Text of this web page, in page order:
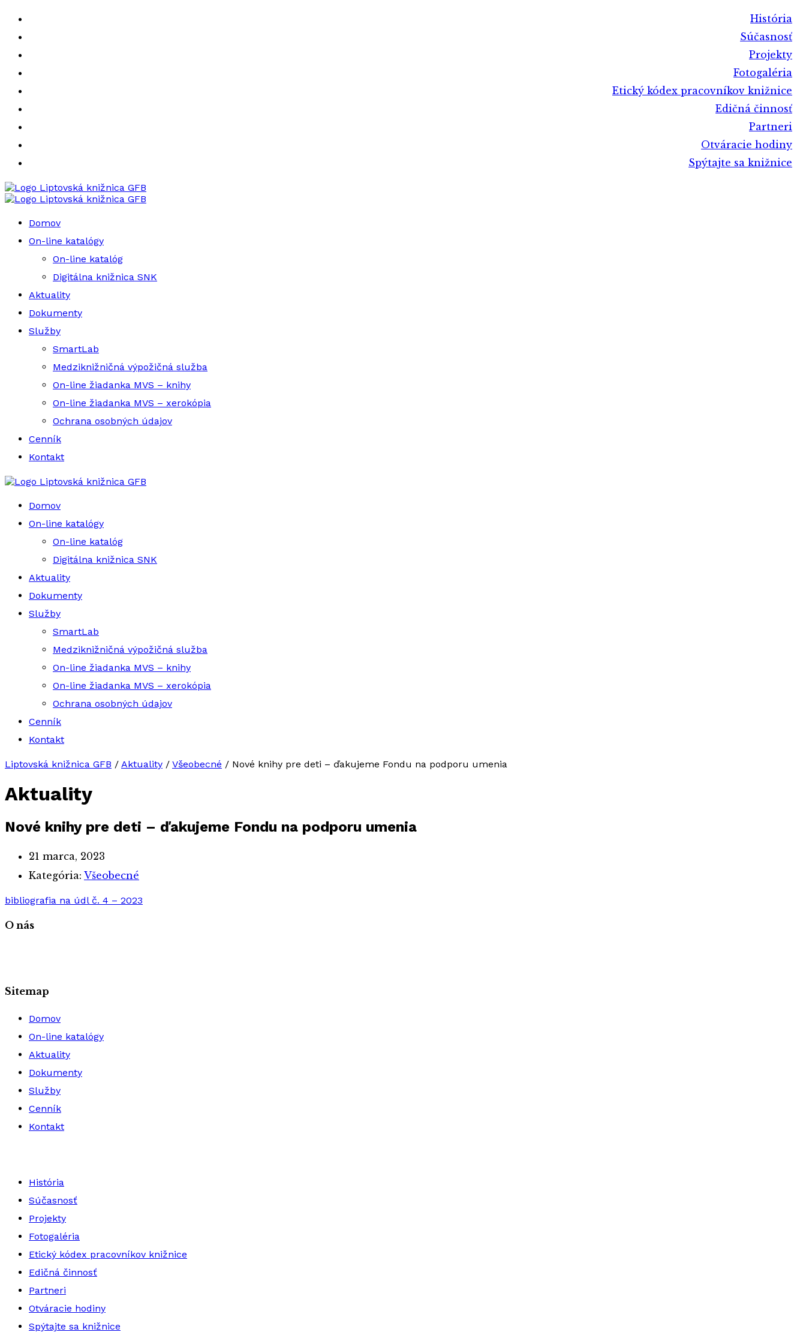
História
Súčasnosť
Projekty
Fotogaléria
Etický kódex pracovníkov knižnice
Edičná činnosť
Partneri
Otváracie hodiny
Spýtajte sa knižnice
Liptovská knižnica GFB
Liptovská knižnica GFB
Domov
On-line katalógy
On-line katalóg
Digitálna knižnica SNK
Aktuality
Dokumenty
Služby
SmartLab
Medziknižničná výpožičná služba
On-line žiadanka MVS – knihy
On-line žiadanka MVS – xerokópia
Ochrana osobných údajov
Cenník
Kontakt
Liptovská knižnica GFB
Domov
On-line katalógy
On-line katalóg
Digitálna knižnica SNK
Aktuality
Dokumenty
Služby
SmartLab
Medziknižničná výpožičná služba
On-line žiadanka MVS – knihy
On-line žiadanka MVS – xerokópia
Ochrana osobných údajov
Cenník
Kontakt
Liptovská knižnica GFB / Aktuality / Všeobecné / Nové knihy pre deti – ďakujeme Fondu na podporu umenia
Aktuality
Nové knihy pre deti – ďakujeme Fondu na podporu umenia
21 marca, 2023
Kategória: Všeobecné
bibliografia na údl č. 4 – 2023
O nás
Sitemap
Domov
On-line katalógy
Aktuality
Dokumenty
Služby
Cenník
Kontakt
História
Súčasnosť
Projekty
Fotogaléria
Etický kódex pracovníkov knižnice
Edičná činnosť
Partneri
Otváracie hodiny
Spýtajte sa knižnice